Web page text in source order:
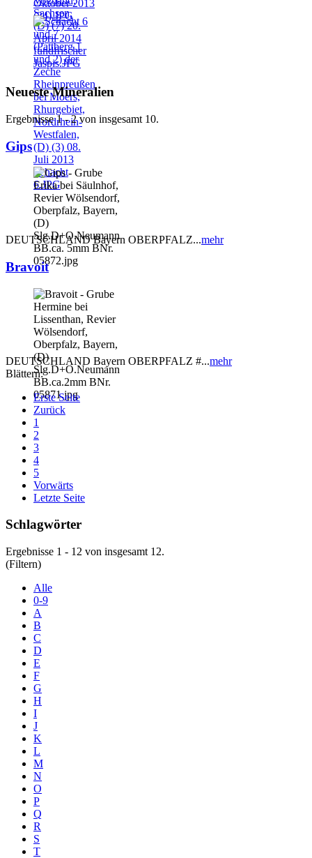
Neueste Mineralien
Ergebnisse 1 - 2 von insgesamt 10.
Gips
DEUTSCHLAND Bayern OBERPFALZ...mehr
Bravoit
DEUTSCHLAND Bayern OBERPFALZ #...mehr
Blättern:
Erste Seite
Zurück
1
2
3
4
5
Vorwärts
Letzte Seite
Schlagwörter
Ergebnisse 1 - 12 von insgesamt 12.
(Filtern)
Alle
0-9
A
B
C
D
E
F
G
H
I
J
K
L
M
N
O
P
Q
R
S
T